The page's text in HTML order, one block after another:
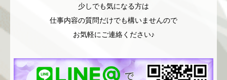
少しでも気になる方は
仕事内容の質問だけでも構いませんので
お気軽にご連絡ください♪